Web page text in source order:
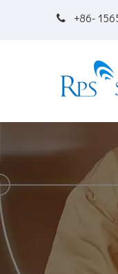
 +86-